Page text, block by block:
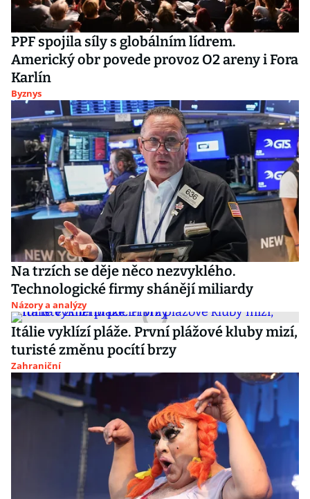
PPF spojila síly s globálním lídrem.
Americký obr povede provoz O2 areny i Fora
Karlín
Byznys
Na trzích se děje něco nezvyklého.
Technologické firmy shánějí miliardy
Názory a analýzy
Itálie vyklízí pláže. První plážové kluby mizí,
turisté změnu pocítí brzy
Zahraniční